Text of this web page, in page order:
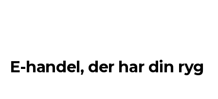
E-handel, der har din ryg